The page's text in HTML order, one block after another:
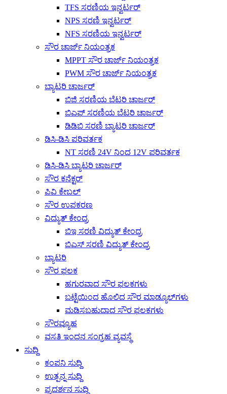
TFS ಸರಣಿಯ ಇನ್ವರ್ಟರ್
NPS ಸರಣಿ ಇನ್ವರ್ಟರ್
NFS ಸರಣಿಯ ಇನ್ವರ್ಟರ್
ಸೌರ ಚಾರ್ಜ್ ನಿಯಂತ್ರಕ
MPPT ಸೌರ ಚಾರ್ಜ್ ನಿಯಂತ್ರಕ
PWM ಸೌರ ಚಾರ್ಜ್ ನಿಯಂತ್ರಕ
ಬ್ಯಾಟರಿ ಚಾರ್ಜರ್
ಬಿಜಿ ಸರಣಿಯ ಬೆಟರಿ ಚಾರ್ಜರ್
ಬಿಎಫ್ ಸರಣಿಯ ಬೆಟರಿ ಚಾರ್ಜರ್
ಡಿಡಿಬಿ ಸರಣಿ ಬ್ಯಾಟರಿ ಚಾರ್ಜರ್
ಡಿಸಿ-ಡಿಸಿ ಪರಿವರ್ತಕ
NT ಸರಣಿ 24V ನಿಂದ 12V ಪರಿವರ್ತಕ
ಡಿಸಿ-ಡಿಸಿ ಬ್ಯಾಟರಿ ಚಾರ್ಜರ್
ಸೌರ ಕನೆಕ್ಟರ್
ಪಿವಿ ಕೇಬಲ್
ಸೌರ ಉಪಕರಣ
ವಿದ್ಯುತ್ ಕೇಂದ್ರ
ಬಿಇ ಸರಣಿ ವಿದ್ಯುತ್ ಕೇಂದ್ರ
ಬಿಎಸ್ ಸರಣಿ ವಿದ್ಯುತ್ ಕೇಂದ್ರ
ಬ್ಯಾಟರಿ
ಸೌರ ಫಲಕ
ಹಗುರವಾದ ಸೌರ ಫಲಕಗಳು
ಬಟ್ಟೆಯಿಂದ ಹೊಲಿದ ಸೌರ ಮಾಡ್ಯೂಲ್‌ಗಳು
ಮಡಿಸಬಹುದಾದ ಸೌರ ಫಲಕಗಳು
ಸೌರವ್ಯೂಹ
ವಸತಿ ಇಂಧನ ಸಂಗ್ರಹ ವ್ಯವಸ್ಥೆ
ಸುದ್ದಿ
ಕಂಪನಿ ಸುದ್ದಿ
ಉತ್ಪನ್ನ ಸುದ್ದಿ
ಪ್ರದರ್ಶನ ಸುದ್ದಿ